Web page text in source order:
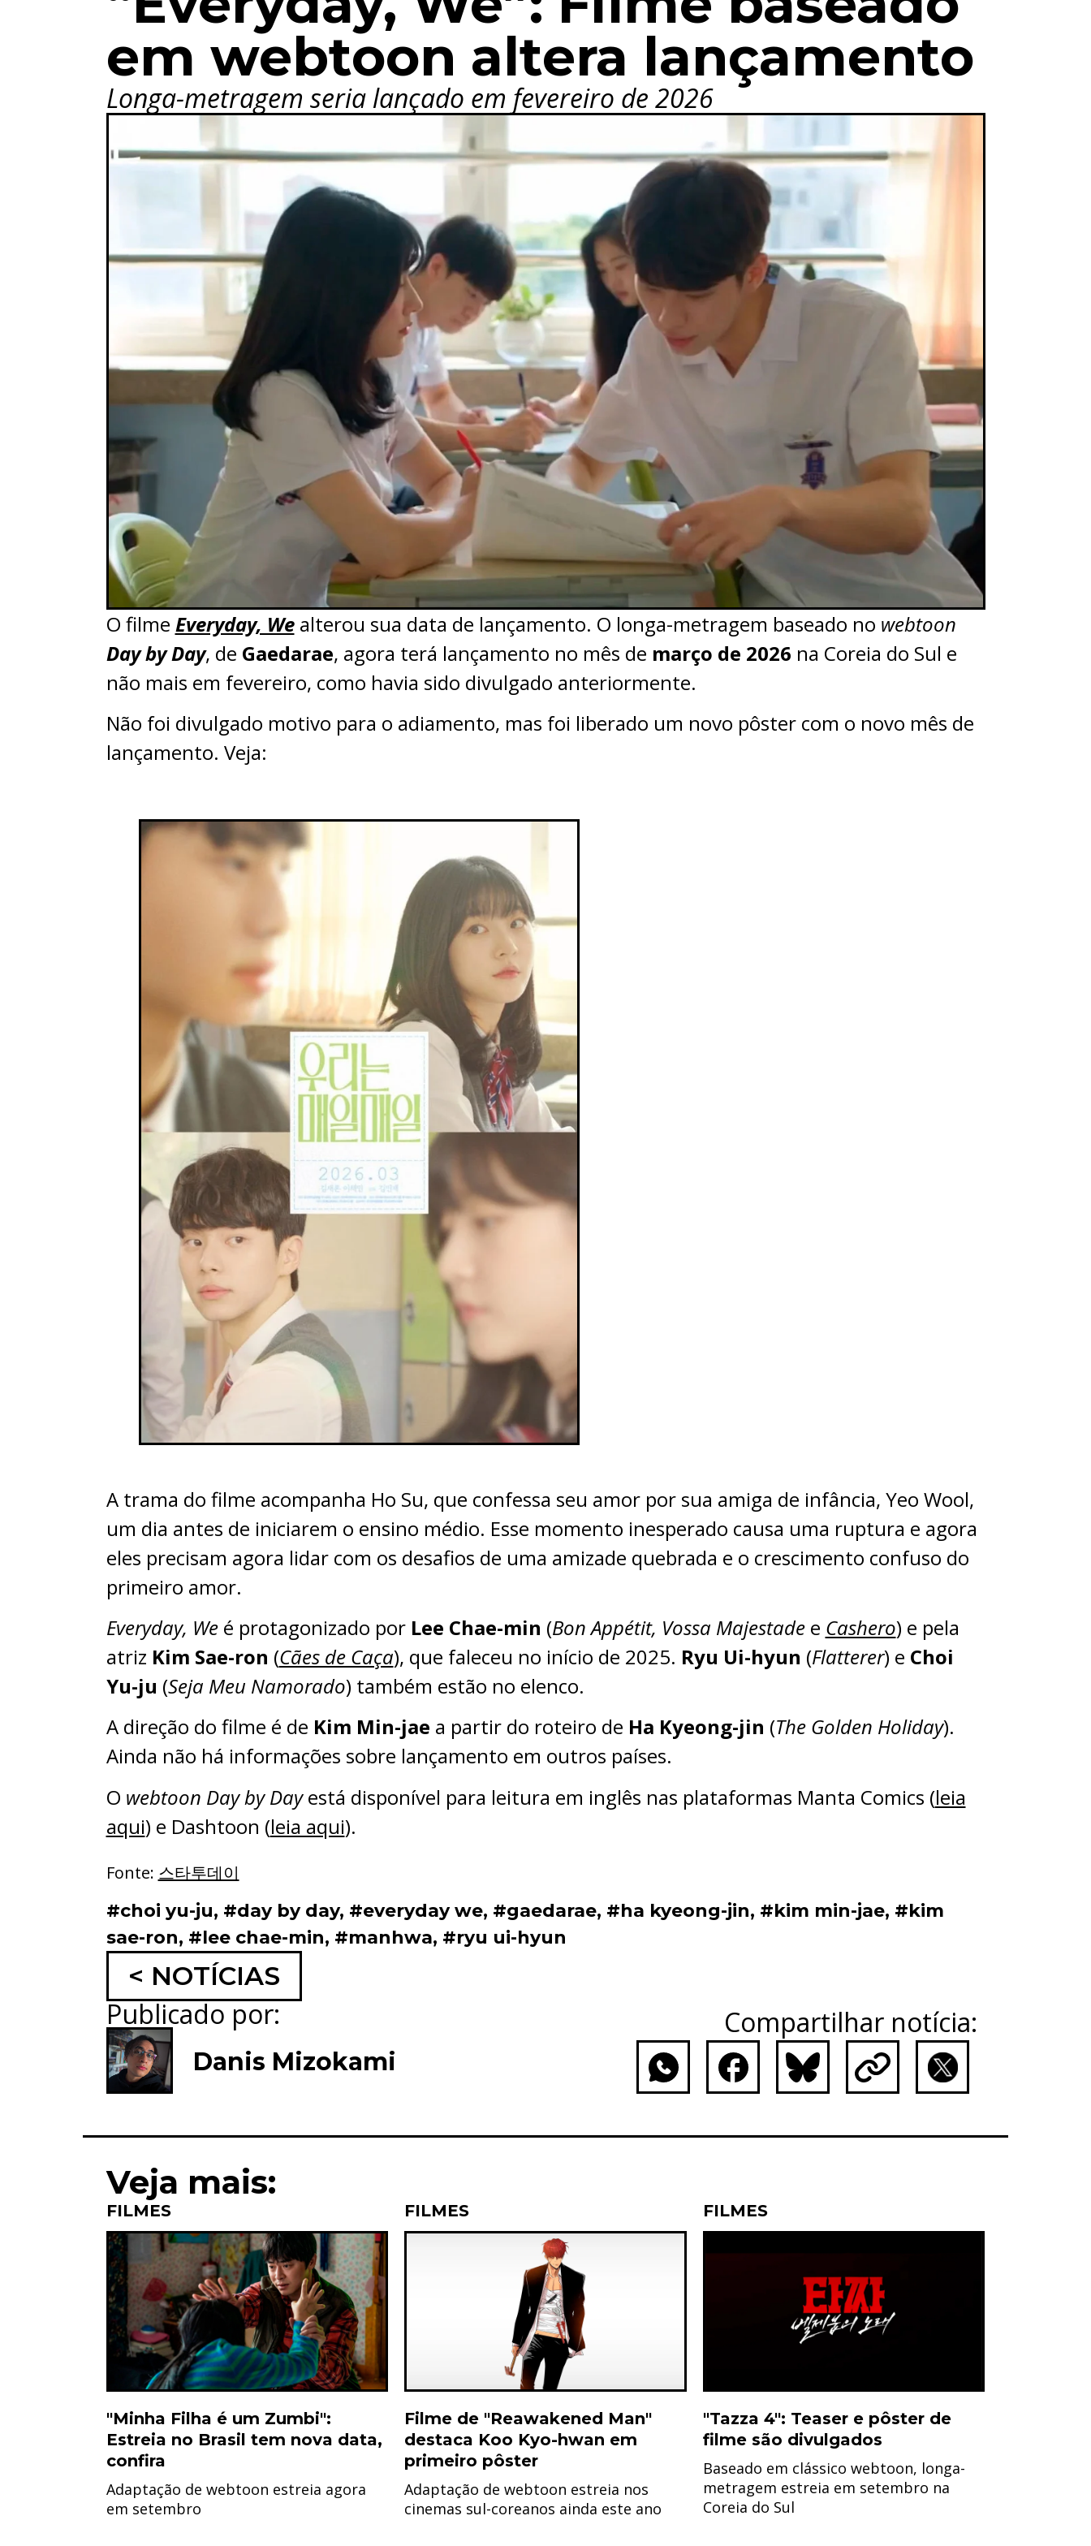
em webtoon altera lançamento
Longa-metragem seria lançado em fevereiro de 2026
O filme Everyday, Wealterou sua data de lançamento. O longa-metragem baseado no webtoon
Day by Day, de Gaedarae, agora terá lançamento no mês de março de 2026 na Coreia do Sul e
não mais em fevereiro, como havia sido divulgado anteriormente.
Não foi divulgado motivo para o adiamento, mas foi liberado um novo pôster com o novo mês de
lançamento. Veja:
A trama do filme acompanha Ho Su, que confessa seu amor por sua amiga de infância, Yeo Wool,
um dia antes de iniciarem o ensino médio. Esse momento inesperado causa uma ruptura e agora
eles precisam agora lidar com os desafios de uma amizade quebrada e o crescimento confuso do
primeiro amor.
Everyday, Weé protagonizado por Lee Chae-min (Bon Appétit, Vossa Majestadee Cashero) e pela
atriz Kim Sae-ron (Cães de Caça), que faleceu no início de 2025. Ryu Ui-hyun (Flatterer) e Choi
Yu-ju (Seja Meu Namorado) também estão no elenco.
A direção do filme é de Kim Min-jae a partir do roteiro de Ha Kyeong-jin (The Golden Holiday).
Ainda não há informações sobre lançamento em outros países.
O webtoon Day by Dayestá disponível para leitura em inglês nas plataformas Manta Comics (leia
aqui) e Dashtoon (leia aqui).
Fonte: 스타투데이
#choi yu-ju, #day by day, #everyday we, #gaedarae, #ha kyeong-jin, #kim min-jae, #kim
sae-ron, #lee chae-min, #manhwa, #ryu ui-hyun
< NOTÍCIAS
Publicado por:
Danis Mizokami
Compartilhar notícia:
Veja mais:
FILMES
"Minha Filha é um Zumbi":
Estreia no Brasil tem nova data,
confira
Adaptação de webtoon estreia agora
em setembro
FILMES
Filme de "Reawakened Man"
destaca Koo Kyo-hwan em
primeiro pôster
Adaptação de webtoon estreia nos
cinemas sul-coreanos ainda este ano
FILMES
"Tazza 4": Teaser e pôster de
filme são divulgados
Baseado em clássico webtoon, longa-
metragem estreia em setembro na
Coreia do Sul